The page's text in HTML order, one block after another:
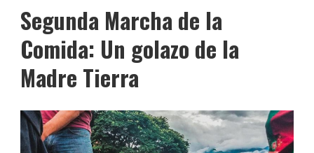
Segunda Marcha de la
Comida: Un golazo de la
Madre Tierra